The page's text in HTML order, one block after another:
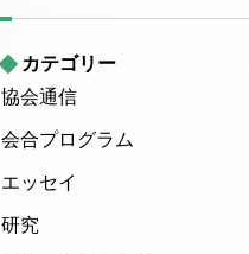
カテゴリー
協会通信
会合プログラム
エッセイ
研究